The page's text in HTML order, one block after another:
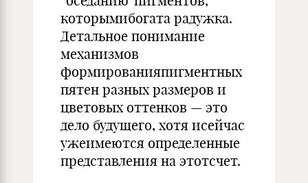
которымибогата радужка.
Детальное понимание
механизмов
формированияпигментных
пятен разных размеров и
цветовых оттенков — это
дело будущего, хотя исейчас
ужеимеются определенные
представления на этотсчет.